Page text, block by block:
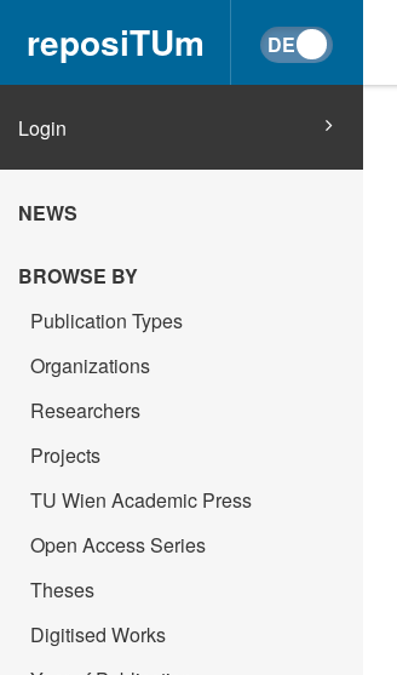
reposiTUm
Login
NEWS
BROWSE BY
Publication Types
Organizations
Researchers
Projects
TU Wien Academic Press
Open Access Series
Theses
Digitised Works